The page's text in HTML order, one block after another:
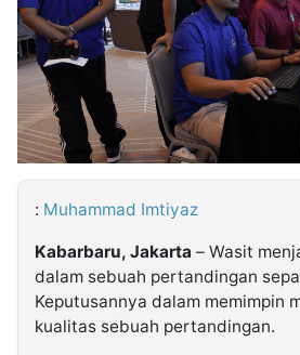
Insight
NTB
Suara
Time
Lens
IDN
Daily
Jogja
Jalan
Rakyat
Idealita
News
Kita
Notice
Dinamikapost.com
Radar
Baru
Seedbacklink
Follow
Kabarbaru
: Muhammad Imtiyaz
Kabarbaru, Jakarta – Wasit
dalam sebuah pertandingan
Keputusannya dalam memimpin
kualitas sebuah pertandingan.